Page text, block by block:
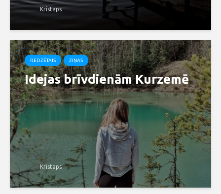
Kristaps
REDZĒTAIS ZIŅAS
Idejas brīvdienām Kurzemē
Kristaps